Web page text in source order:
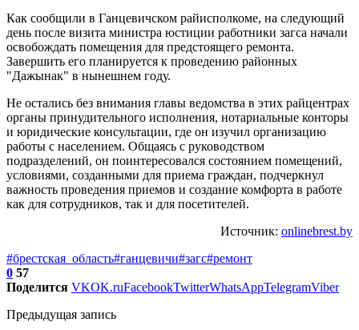
Как сообщили в Ганцевичском райисполкоме, на следующий
день после визита министра юстиции работники загса начали
освобождать помещения для предстоящего ремонта.
Завершить его планируется к проведению районных
"Дажынак" в нынешнем году.
Не остались без внимания главы ведомства в этих райцентрах
органы принудительного исполнения, нотариальные конторы
и юридические консультации, где он изучил организацию
работы с населением. Общаясь с руководством
подразделений, он поинтересовался состоянием помещений,
условиями, созданными для приема граждан, подчеркнул
важность проведения приемов и создание комфорта в работе
как для сотрудников, так и для посетителей.
Источник: onlinebrest.by
#брестская_область#ганцевичи#загс#ремонт
0 57
Поделится VKOK.ruFacebookTwitterWhatsAppTelegramViber
Предыдущая запись